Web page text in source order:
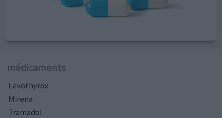
médicaments
Levothyrox
Mirena
Tramadol